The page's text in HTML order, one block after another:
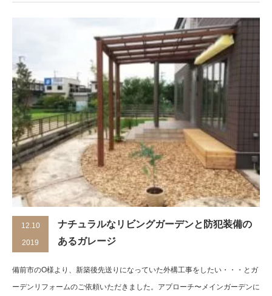
12.10
2019
ナチュラルなリビングガーデンと防犯装備の
あるガレージ
備前市のO様より、新築後先送りになっていた外構工事をしたい・・・とガ
ーデンリフォームのご依頼いただきました。アプローチ〜メインガーデンに